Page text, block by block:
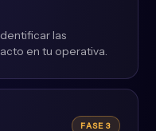
las
en tu operativa.
FASE 3